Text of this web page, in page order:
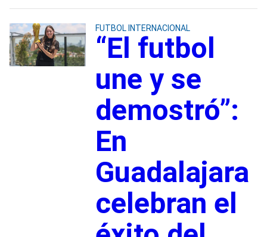
FUTBOL INTERNACIONAL
“El futbol
une y se
demostró”:
En
Guadalajara
celebran el